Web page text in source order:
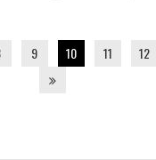
9 10 11 12